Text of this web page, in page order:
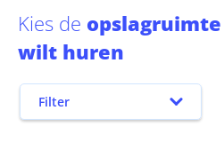
Kies de
wilt huren
Filter